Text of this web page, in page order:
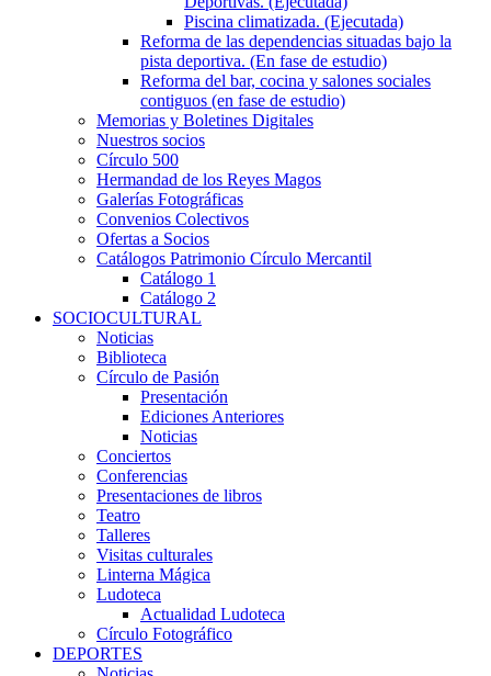
Piscina climatizada. (Ejecutada)
Reforma de las dependencias situadas bajo la
pista deportiva. (En fase de estudio)
Reforma del bar, cocina y salones sociales
contiguos (en fase de estudio)
Memorias y Boletines Digitales
Nuestros socios
Círculo 500
Hermandad de los Reyes Magos
Galerías Fotográficas
Convenios Colectivos
Ofertas a Socios
Catálogos Patrimonio Círculo Mercantil
Catálogo 1
Catálogo 2
SOCIOCULTURAL
Noticias
Biblioteca
Círculo de Pasión
Presentación
Ediciones Anteriores
Noticias
Conciertos
Conferencias
Presentaciones de libros
Teatro
Talleres
Visitas culturales
Linterna Mágica
Ludoteca
Actualidad Ludoteca
Círculo Fotográfico
DEPORTES